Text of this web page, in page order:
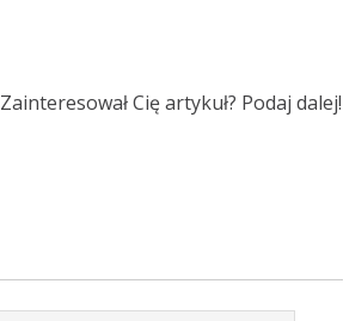
Zainteresował Cię artykuł? Podaj dalej!